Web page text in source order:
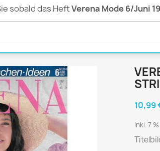
freundin
InStyle
Shape
sobald das HeftVerena Mode 6/Juni
10,99
inkl. 7